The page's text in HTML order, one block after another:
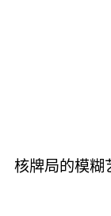
核牌局的模糊